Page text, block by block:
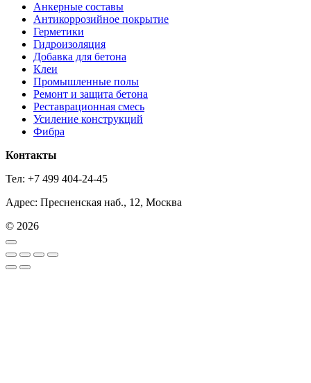
Анкерные составы
Антикоррозийное покрытие
Герметики
Гидроизоляция
Добавка для бетона
Клеи
Промышленные полы
Ремонт и защита бетона
Реставрационная смесь
Усиление конструкций
Фибра
Контакты
Тел: +7 499 404-24-45
Адрес: Пресненская наб., 12, Москва
© 2026